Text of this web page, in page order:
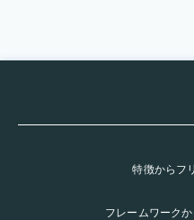
特徴からフ
フレームワーク